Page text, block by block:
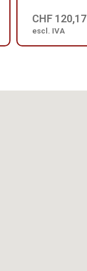
CHF 120,17
escl. IVA